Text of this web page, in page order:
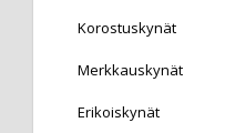
Korostuskynät
Merkkauskynät
Erikoiskynät